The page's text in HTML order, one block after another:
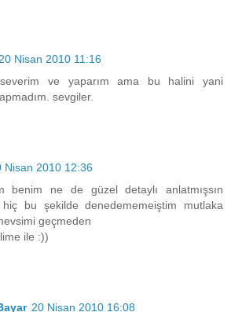
20 Nisan 2010 11:16
ve yaparım ama bu halini yani
sevgiler.
Nisan 2010 12:36
benim ne de güzel detaylı anlatmışsın
hiç bu şekilde denedememeiştim mutlaka
geçmeden
ile :))
20 Nisan 2010 16:08